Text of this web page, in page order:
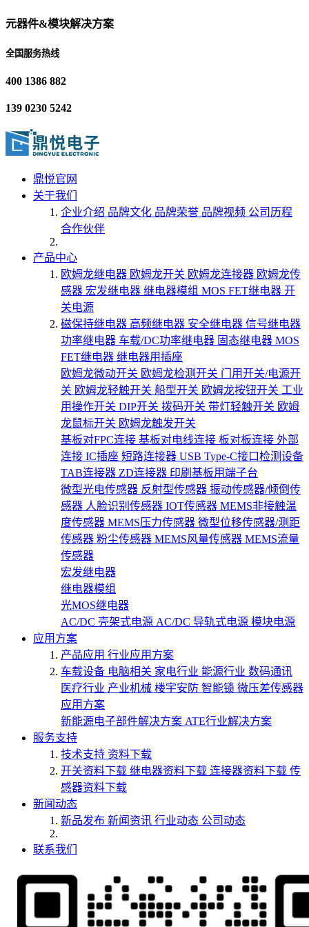
元器件&模块解决方案
全国服务热线
400 1386 882
139 0230 5242
鼎悦官网
关于我们
企业介绍 品牌文化 品牌荣誉 品牌视频 公司历程
合作伙伴
产品中心
欧姆龙继电器 欧姆龙开关 欧姆龙连接器 欧姆龙传
感器 宏发继电器 继电器模组 MOS FET继电器 开
关电源
磁保持继电器 高频继电器 安全继电器 信号继电器
功率继电器 车载/DC功率继电器 固态继电器 MOS
FET继电器 继电器用插座
欧姆龙微动开关 欧姆龙检测开关 门用开关/电源开
关 欧姆龙轻触开关 船型开关 欧姆龙按钮开关 工业
用操作开关 DIP开关 拨码开关 带灯轻触开关 欧姆
龙鼠标开关 欧姆龙触发开关
基板对FPC连接 基板对电线连接 板对板连接 外部
连接 IC插座 短路连接器 USB Type-C接口检测设备
TAB连接器 ZD连接器 印刷基板用端子台
微型光电传感器 反射型传感器 振动传感器/倾倒传
感器 人脸识别传感器 IOT传感器 MEMS非接触温
度传感器 MEMS压力传感器 微型位移传感器/测距
传感器 粉尘传感器 MEMS风量传感器 MEMS流量
传感器
宏发继电器
继电器模组
光MOS继电器
AC/DC 壳架式电源 AC/DC 导轨式电源 模块电源
应用方案
产品应用 行业应用方案
车载设备 电脑相关 家电行业 能源行业 数码通讯
医疗行业 产业机械 楼宇安防 智能锁 微压差传感器
应用方案
新能源电子部件解决方案 ATE行业解决方案
服务支持
技术支持 资料下载
开关资料下载 继电器资料下载 连接器资料下载 传
感器资料下载
新闻动态
新品发布 新闻资讯 行业动态 公司动态
联系我们